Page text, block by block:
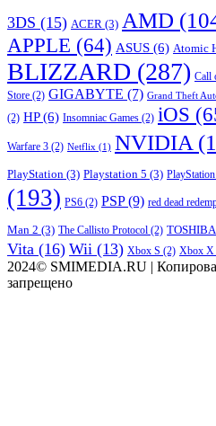
3DS (15) ACER (3) AMD
APPLE (64) ASUS (6) Atomic
BLIZZARD (287) Call
Store (2) GIGABYTE (7) Grand Theft
(2) HP(6) Insomniac Games (2) iOS
Warfare 3 (2) Netflix (1) NVIDIA
PlayStation (3) Playstation 5 (3)
(193) PS6 (2) PSP(9) red dead
Man 2 (3) The Callisto Protocol (2) TOSHIBA
Vita (16) Wii (13) Xbox S (2) Xbox X
2024© SMIMEDIA.RU |
запрещено